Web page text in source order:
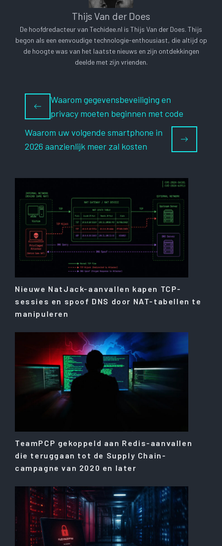
Thijs Van der Does
De hoofdredacteur van Techidee.nl is Thijs Van der Does. Thijs
begon als een eenvoudige technologie-enthousiast, die altijd op
de hoogte was van het laatste nieuws en zijn ontdekkingen
deelde met zijn vrienden.
Waarom gegevensbeveiliging en
privacy moeten beginnen met code
Waarom uw volgende smartphone in
2026 aanzienlijk meer zal kosten
Nieuwe NatJack-aanvallen kapen TCP-
sessies en spoof DNS door NAT-tabellen te
manipuleren
TeamPCP gekoppeld aan Redis-aanvallen
die teruggaan tot de Supply Chain-
campagne van 2020 en later